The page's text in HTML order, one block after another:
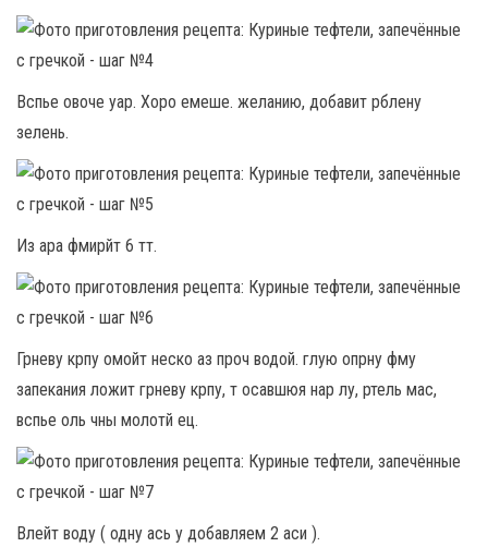
Вспье овоче уар. Хоро емеше. желанию, добавит рблену
зелень.
Из ара фмирйт 6 тт.
Грневу крпу омойт неско аз проч водой. глую опрну фму
запекания ложит грневу крпу, т осавшюя нар лу, ртель мас,
вспье оль чны молотй ец.
Влейт воду ( одну ась у добавляем 2 аси ).